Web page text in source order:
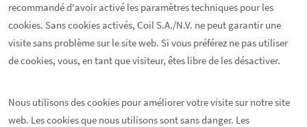
recommandé d'avoir activé les paramètres techniques pour les
cookies. Sans cookies activés, Coil S.A./N.V. ne peut garantir une
visite sans problème sur le site web. Si vous préférez ne pas utiliser
de cookies, vous, en tant que visiteur, êtes libre de les désactiver.
Nous utilisons des cookies pour améliorer votre visite sur notre site
web. Les cookies que nous utilisons sont sans danger. Les